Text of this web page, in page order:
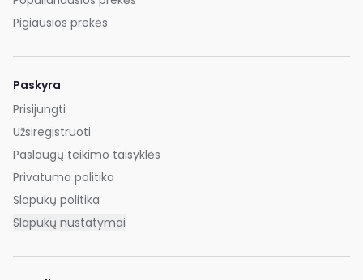
Pigiausios prekės
Paskyra
Prisijungti
Užsiregistruoti
Paslaugų teikimo taisyklės
Privatumo politika
Slapukų politika
Slapukų nustatymai